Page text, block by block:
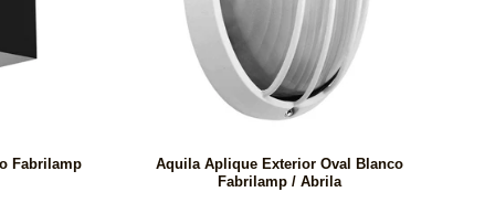
Fabrilamp
Aquila Aplique Exterior Oval Blanco
Fabrilamp / Abrila